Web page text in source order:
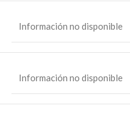
Información no disponible
Información no disponible